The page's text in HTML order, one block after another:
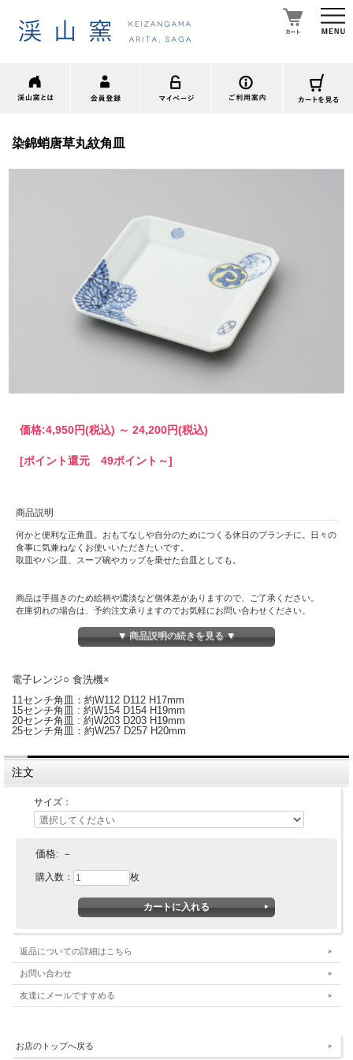
染錦蛸唐草丸紋角皿
価格:4,950円(税込) ～ 24,200円(税込)
[ポイント還元 49ポイント～]
商品説明
何かと便利な正角皿。おもてなしや自分のためにつくる休日のブランチに。日々の
食事に気兼ねなくお使いいただきたいです。
取皿やパン皿、スープ碗やカップを乗せた台皿としても。
商品は手描きのため絵柄や濃淡など個体差がありますので、ご了承ください。
在庫切れの場合は、予約注文承りますのでお気軽にお問い合わせください。
▼ 商品説明の続きを見る ▼
電子レンジ○ 食洗機×
11センチ角皿：約W112 D112 H17mm
15センチ角皿 : 約W154 D154 H19mm
20センチ角皿 : 約W203 D203 H19mm
25センチ角皿：約W257 D257 H20mm
注文
サイズ：
価格: －
購入数： 枚
返品についての詳細はこちら
お問い合わせ
友達にメールですすめる
お店のトップへ戻る